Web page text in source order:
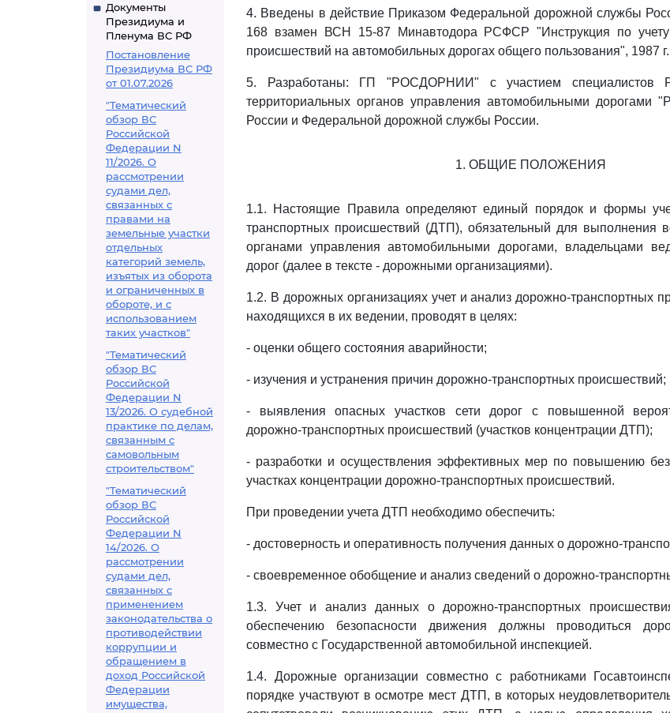
Документы
Президиума и
Пленума ВС РФ
Постановление
Президиума ВС РФ
от 01.07.2026
"Тематический
обзор ВС
Российской
Федерации N
11/2026. О
рассмотрении
судами дел,
связанных с
правами на
земельные участки
отдельных
категорий земель,
изъятых из оборота
и ограниченных в
обороте, и с
использованием
таких участков"
"Тематический
обзор ВС
Российской
Федерации N
13/2026. О судебной
практике по делам,
связанным с
самовольным
строительством"
"Тематический
обзор ВС
Российской
Федерации N
14/2026. О
рассмотрении
судами дел,
связанных с
применением
законодательства о
противодействии
коррупции и
обращением в
доход Российской
Федерации
имущества,
4. Введены в действие Приказом Федеральной дорожной службы
168 взамен ВСН 15-87 Минавтодора РСФСР "Инструкция по учету
происшествий на автомобильных дорогах общего пользования", 1987 г.
5. Разработаны: ГП "РОСДОРНИИ" с участием специалистов
территориальных органов управления автомобильными
России и Федеральной дорожной службы России.
1. ОБЩИЕ ПОЛОЖЕНИЯ
1.1. Настоящие Правила определяют единый порядок и формы
транспортных происшествий (ДТП), обязательный для выполнения
органами управления автомобильными дорогами, владельцами
дорог (далее в тексте - дорожными организациями).
1.2. В дорожных организациях учет и анализ дорожно-транспортных
находящихся в их ведении, проводят в целях:
- оценки общего состояния аварийности;
- изучения и устранения причин дорожно-транспортных происшествий;
- выявления опасных участков сети дорог с повышенной
дорожно-транспортных происшествий (участков концентрации ДТП);
- разработки и осуществления эффективных мер по повышению
участках концентрации дорожно-транспортных происшествий.
При проведении учета ДТП необходимо обеспечить:
- достоверность и оперативность получения данных о дорожно-
- своевременное обобщение и анализ сведений о дорожно-
1.3. Учет и анализ данных о дорожно-транспортных
обеспечению безопасности движения должны проводиться
совместно с Государственной автомобильной инспекцией.
1.4. Дорожные организации совместно с работниками
порядке участвуют в осмотре мест ДТП, в которых